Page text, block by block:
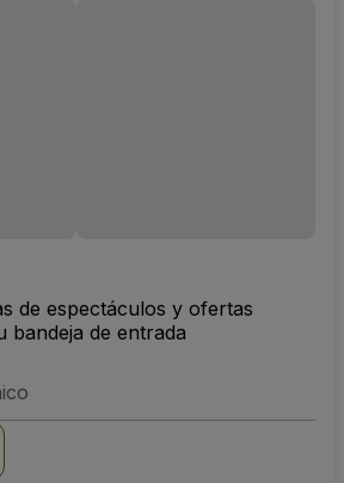
de espectáculos y ofertas
bandeja de entrada